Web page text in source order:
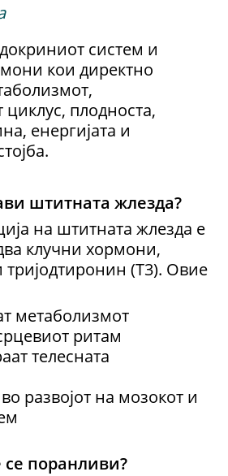
систем и
кои директно
плодноста,
енергијата и
штитната жлезда?
на штитната жлезда е
клучни хормони,
тријодтиронин (T3). Овие
метаболизмот
ритам
телесната
развојот на мозокот и
поранливи?